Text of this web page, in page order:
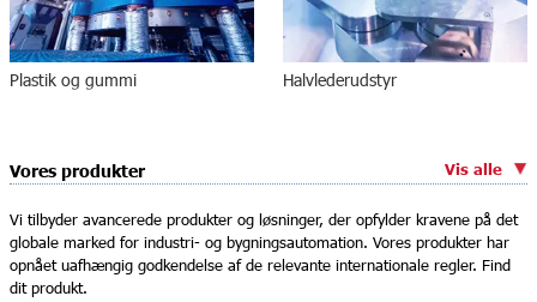
Plastik og gummi Halvlederudstyr
Vores produkter Vis alle
Vi tilbyder avancerede produkter og løsninger, der opfylder kravene på det
globale marked for industri- og bygningsautomation. Vores produkter har
opnået uafhængig godkendelse af de relevante internationale regler. Find
dit produkt.